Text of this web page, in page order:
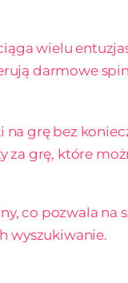
wielu
darmowe
na grę bez
za grę, które
co pozwala na
wyszukiwanie.